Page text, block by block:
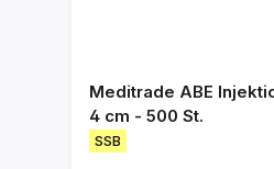
Meditrade ABE
4 cm - 500 St.
SSB